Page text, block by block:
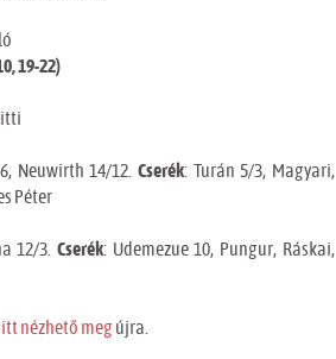
19-22)
Neuwirth 14/12. Cserék: Turán 5/3, Magyari,
Péter
12/3. Cserék: Udemezue 10, Pungur, Ráskai,
itt nézhető meg újra.